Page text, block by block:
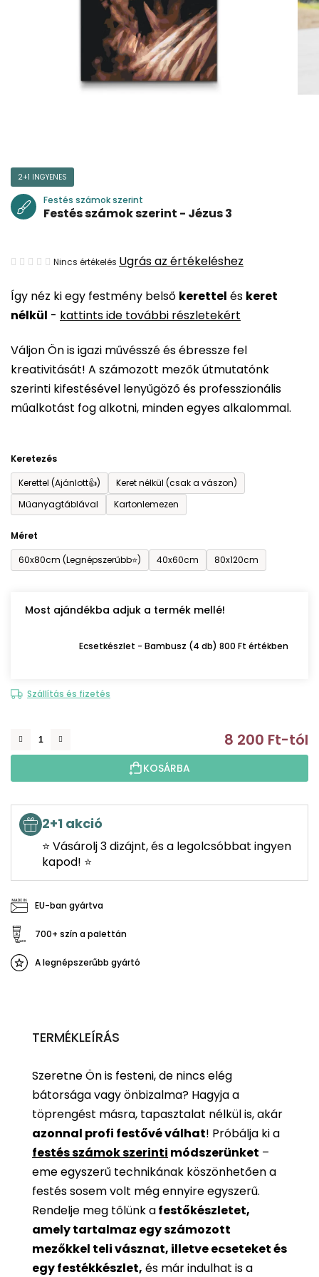
Így néz ki egy festmény belső kerettel és keret
nélkül - kattints ide további részletekért
Váljon Ön is igazi művésszé és ébressze fel
kreativitását! A számozott mezők útmutatónk
szerinti kifestésével lenyűgöző és professzionális
műalkotást fog alkotni, minden egyes alkalommal.
Keretezés
Kerettel (Ajánlott👍)
Keret nélkül (csak a vászon)
Műanyagtáblával
Kartonlemezen
Méret
60x80cm (Legnépszerűbb⭐)
40x60cm 80x120cm
Most ajándékba adjuk a termék mellé!
Ecsetkészlet - Bambusz (4 db) 800 Ft értékben
Szállítás és fizetés
8 200 Ft-tól
KOSÁRBA
2+1 akció
⭐ Vásárolj 3 dizájnt, és a legolcsóbbat ingyen
kapod! ⭐
EU-ban gyártva
700+ szín a palettán
A legnépszerűbb gyártó
2+1 INGYENES
Festés számok szerint
Festés számok szerint - Jézus 3
A
átlagos
értékelése
ből
0,0
csillag.
Nincs értékelés Ugrás az értékeléshez
TERMÉKLEÍRÁS
Szeretne Ön is festeni, de nincs elég
bátorsága vagy önbizalma? Hagyja a
töprengést másra, tapasztalat nélkül is, akár
azonnal profi festővé válhat! Próbálja ki a
festés számok szerinti módszerünket –
eme egyszerű technikának köszönhetően a
festés sosem volt még ennyire egyszerű.
Rendelje meg tőlünk afestőkészletet,
amely tartalmaz egy számozott
mezőkkel teli vásznat, illetve ecseteket és
egy festékkészlet, és már indulhat is a